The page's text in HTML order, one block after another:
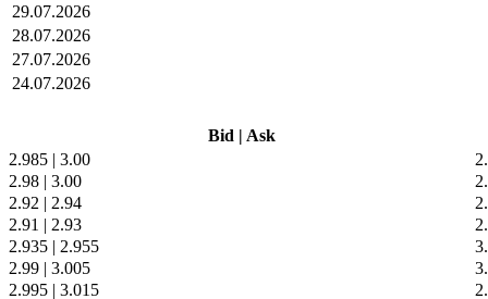
29.07.2026
28.07.2026
27.07.2026
24.07.2026
Bid | Ask
2.985 | 3.00
2.98 | 3.00
2.92 | 2.94
2.91 | 2.93
2.935 | 2.955
2.99 | 3.005
2.995 | 3.015